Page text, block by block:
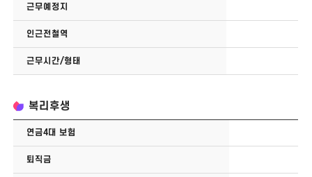
근무예정지
인근전철역
근무시간/형태
복리후생
연금4대 보험
퇴직금